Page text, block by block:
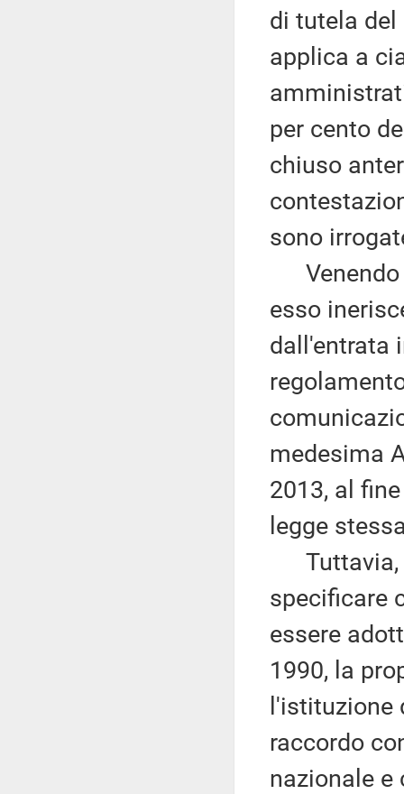
di tutela
applica a
per cento
chiuso
sono
Venendo
esso
dall'entrata
medesima
2013, al
legge
Tuttavia,
specificare
essere
1990, la
l'istituzione
raccordo
nazionale e